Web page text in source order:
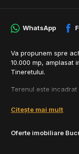
Oferte imobiliare
WhatsApp
Va propunem spre
10.000 mp, amplasat
Tineretului.
Terenul este
regim de inaltime: P+14
CUT: 2.5
Citește mai mult